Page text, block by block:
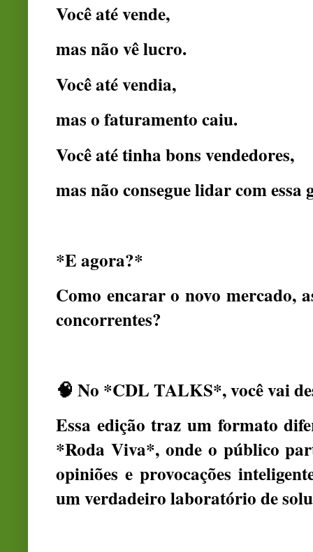
Você até vende,
mas não vê lucro.
Você até vendia,
mas o faturamento caiu.
Você até tinha bons vendedores,
mas não consegue lidar com essa
*E agora?*
Como encarar o novo mercado,
concorrentes?
🧠 No *CDL TALKS*, você vai
Essa edição traz um formato
*Roda Viva*, onde o público
opiniões e provocações
um verdadeiro laboratório de